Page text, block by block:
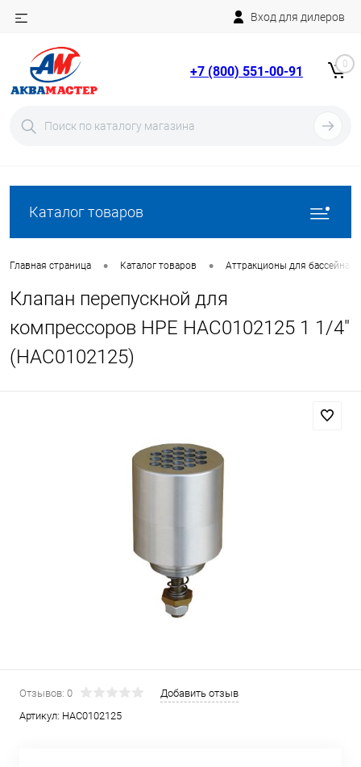
Вход для дилеров
+7 (800) 551-00-91 0
Каталог товаров
Главная страница • Каталог товаров • Аттракционы для бассейна
Клапан перепускной для
компрессоров HPE HAC0102125 1 1/4"
(HAC0102125)
Отзывов: 0
Добавить отзыв
Артикул: HAC0102125